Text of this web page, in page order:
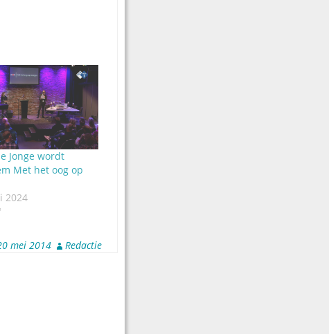
Jonge wordt
Met het oog op
2024
mei 2014 Redactie